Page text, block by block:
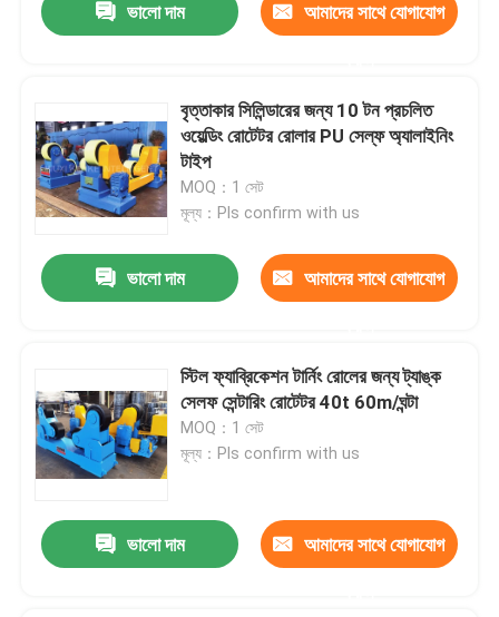
ভালো দাম আমাদের সাথে যোগাযোগ
বৃত্তাকার সিলিন্ডারের জন্য 10 টন প্রচলিত
ওয়েল্ডিং রোটেটর রোলার PU সেল্ফ অ্যালাইনিং
টাইপ
MOQ：1 সেট
মূল্য：Pls confirm with us
ভালো দাম আমাদের সাথে যোগাযোগ
স্টিল ফ্যাব্রিকেশন টার্নিং রোলের জন্য ট্যাঙ্ক
সেলফ সেন্টারিং রোটেটর 40t 60m/ঘন্টা
MOQ：1 সেট
মূল্য：Pls confirm with us
ভালো দাম আমাদের সাথে যোগাযোগ